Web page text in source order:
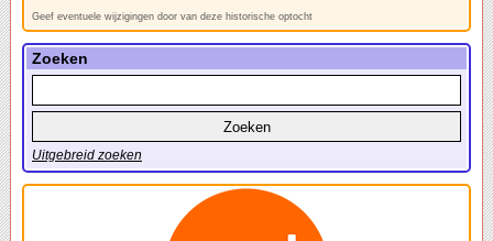
Geef eventuele wijzigingen door van deze historische optocht
Zoeken
Uitgebreid zoeken